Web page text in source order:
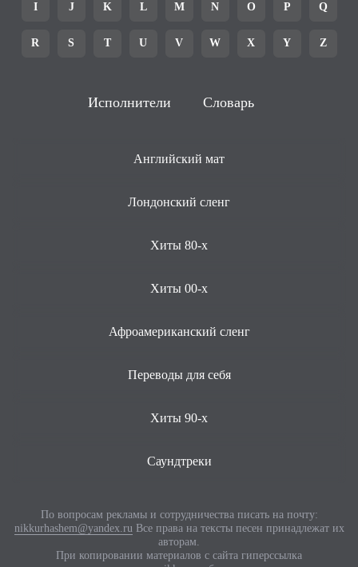
I J K L M N O P Q
R S T U V W X Y Z
Исполнители Словарь
Английский мат
Лондонский сленг
Хиты 80-х
Хиты 00-х
Афроамериканский сленг
Переводы для себя
Хиты 90-х
Саундтреки
По вопросам рекламы и сотрудничества писать на почту:
nikkurhashem@yandex.ruВсе права на тексты песен принадлежат их
авторам.
При копировании материалов с сайта гиперссылка